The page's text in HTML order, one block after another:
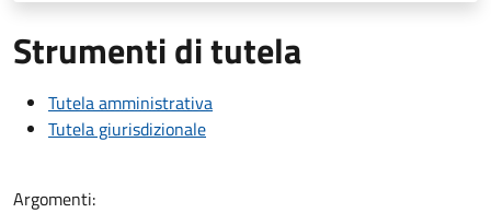
Strumenti di tutela
Tutela amministrativa
Tutela giurisdizionale
Argomenti: